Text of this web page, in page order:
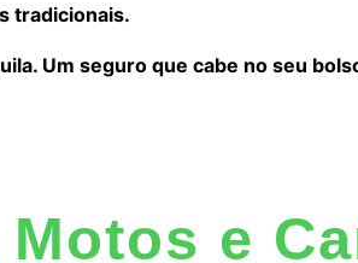
tradicionais.
Um seguro que cabe no seu
e